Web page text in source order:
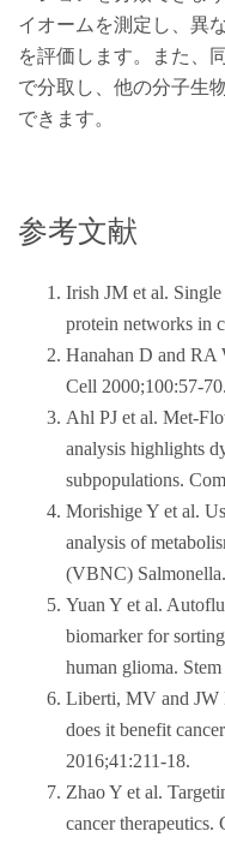
イオームを測定し、異
を評価します。また、
で分取し、他の分子生
できます。
参考文献
Irish JM et al.
protein networks in
Hanahan D and RA
Cell 2000;100:57-70.
Ahl PJ et al. Met-
analysis highlights
subpopulations.
Morishige Y et al.
analysis of
(VBNC)
Yuan Y et al.
biomarker for
human glioma.
Liberti, MV and JW
does it benefit
2016;41:211-18.
Zhao Y et al.
cancer therapeutics.